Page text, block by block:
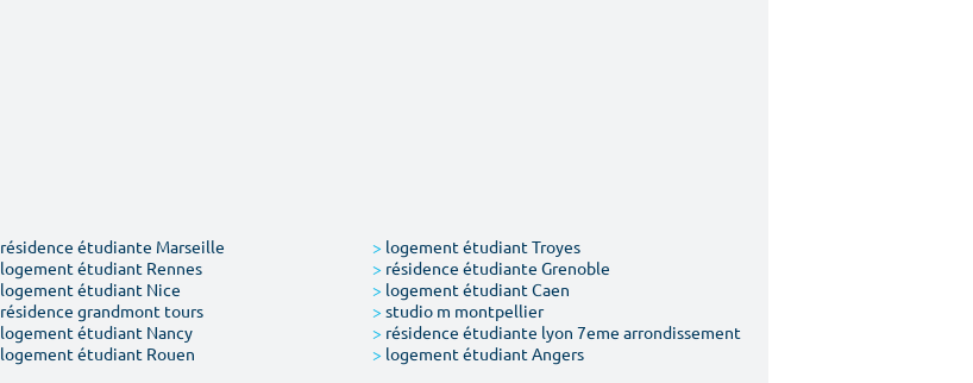
résidence étudiante Marseille > logement étudiant Troyes
logement étudiant Rennes > résidence étudiante Grenoble
logement étudiant Nice > logement étudiant Caen
résidence grandmont tours > studio m montpellier
logement étudiant Nancy > résidence étudiante lyon 7eme arrondissement
logement étudiant Rouen > logement étudiant Angers